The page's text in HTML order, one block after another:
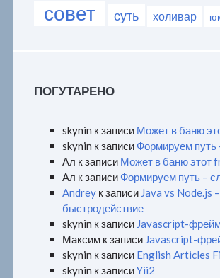
совет суть холивар
ПОГУТАРЕНО
skynin к записи Может в баню
skynin к записи Формируем путь
Ал к записи Может в баню этот
Ал к записи Формируем путь –
Andrey к записи Java vs Node.js –
быстродействие
skynin к записи Javascript-
Максим к записи Javascript-
skynin к записи English Articles
skynin к записиYii2